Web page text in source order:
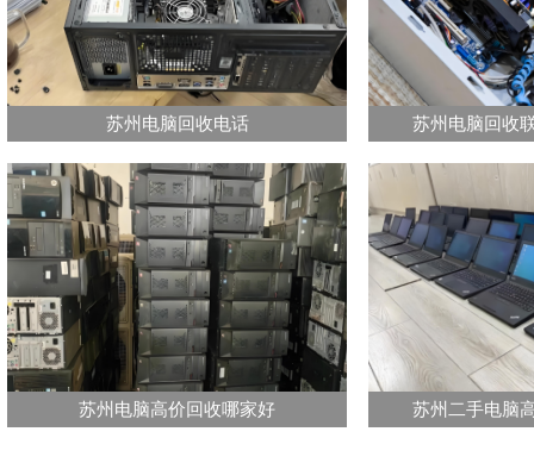
苏州电脑回收电话 苏州电脑回收
苏州电脑高价回收哪家好 苏州二手电脑